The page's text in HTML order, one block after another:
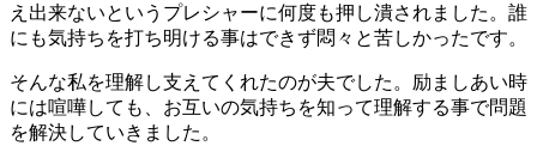
え出来ないというプレシャーに何度も押し潰されました。誰
にも気持ちを打ち明ける事はできず悶々と苦しかったです。
そんな私を理解し支えてくれたのが夫でした。励ましあい時
には喧嘩しても、お互いの気持ちを知って理解する事で問題
を解決していきました。